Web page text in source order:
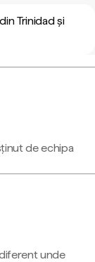
Trinidad și
de echipa
unde